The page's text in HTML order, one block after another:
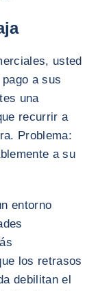
usted
a sus
una
recurrir a
Problema:
a su
entorno
los retrasos
debilitan el